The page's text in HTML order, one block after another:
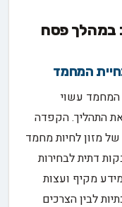
במהלך פסח
המחמד
המחמד עשוי
התהליך. הקפדה
מזון לחיות מחמד
דתית לבחירות
מקיף ועצות
לבין הצרכים